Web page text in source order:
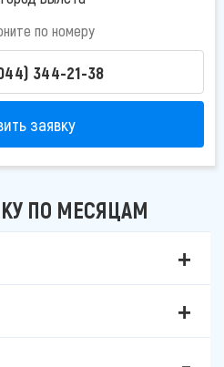
по номеру
344-21-38
заявку
ПО МЕСЯЦАМ